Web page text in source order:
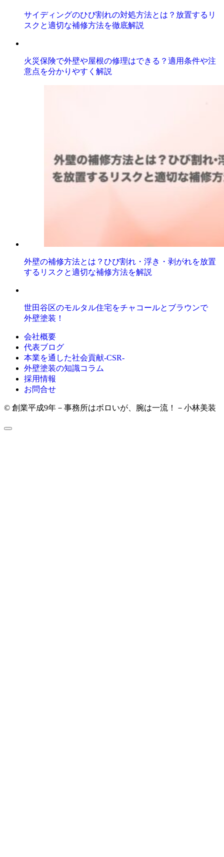
サイディングのひび割れの対処方法とは？放置するリ
スクと適切な補修方法を徹底解説
火災保険で外壁や屋根の修理はできる？適用条件や注
意点を分かりやすく解説
外壁の補修方法とは？ひび割れ・浮き・剥がれを放置
するリスクと適切な補修方法を解説
世田谷区のモルタル住宅をチャコールとブラウンで
外壁塗装！
会社概要
代表ブログ
本業を通した社会貢献-CSR-
外壁塗装の知識コラム
採用情報
お問合せ
© 創業平成9年－事務所はボロいが、腕は一流！－小林美装